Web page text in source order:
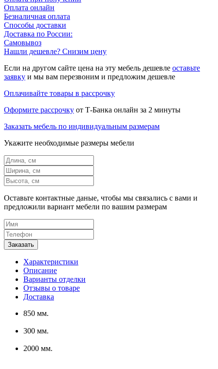
Оплата онлайн
Безналичная оплата
Способы доставки
Доставка по России:
Самовывоз
Нашли дешевле? Снизим цену
Если на другом сайте цена на эту мебель дешевле оставьте
заявку и мы вам перезвоним и предложим дешевле
Оплачивайте товары в рассрочку
Оформите рассрочку от Т-Банка онлайн за 2 минуты
Заказать мебель по индивидуальным размерам
Укажите необходимые размеры мебели
Оставьте контактные даные, чтобы мы связались с вами и
предложили вариант мебели по вашим размерам
Характеристики
Описание
Варианты отделки
Отзывы о товаре
Доставка
850 мм.
300 мм.
2000 мм.